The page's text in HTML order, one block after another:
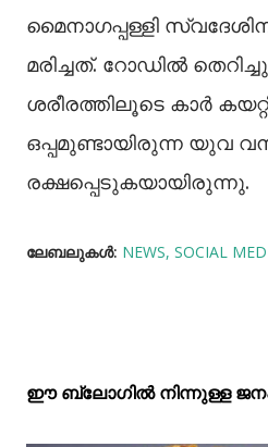
മൈനാഗപ്പള്ളി
മരിച്ചത്. റോഡില്‍
ശരീരത്തിലൂടെ കാർ
ഒപ്പമുണ്ടായിരുന്ന യുവ
രക്ഷപ്പെടുകയായിരുന്നു.
ലേബലുകള്‍: NEWS SOCIAL
ഈ ബ്ലോഗിൽ നിന്നുള്ള